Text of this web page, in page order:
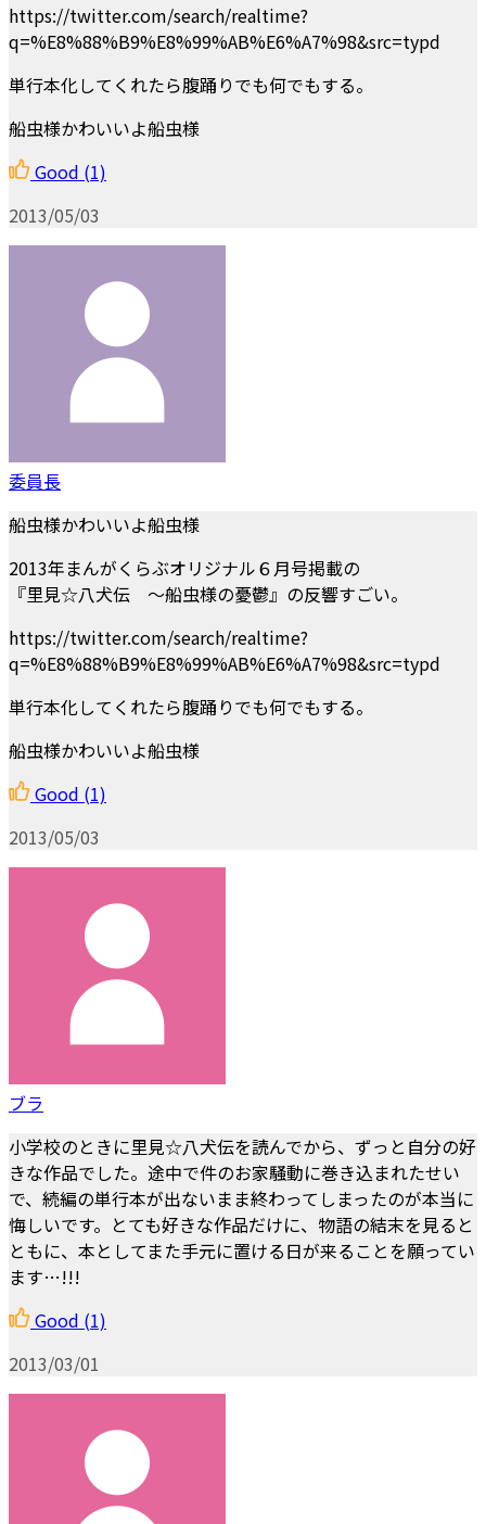
https://twitter.com/search/realtime?
q=%E8%88%B9%E8%99%AB%E6%A7%98&src=typd
単行本化してくれたら腹踊りでも何でもする。
船虫様かわいいよ船虫様
Good (1)
2013/05/03
委員長
船虫様かわいいよ船虫様
2013年まんがくらぶオリジナル６月号掲載の
『里見☆八犬伝 ～船虫様の憂鬱』の反響すごい。
https://twitter.com/search/realtime?
q=%E8%88%B9%E8%99%AB%E6%A7%98&src=typd
単行本化してくれたら腹踊りでも何でもする。
船虫様かわいいよ船虫様
Good (1)
2013/05/03
ブラ
小学校のときに里見☆八犬伝を読んでから、ずっと自分の好
きな作品でした。途中で件のお家騒動に巻き込まれたせい
で、続編の単行本が出ないまま終わってしまったのが本当に
悔しいです。とても好きな作品だけに、物語の結末を見ると
ともに、本としてまた手元に置ける日が来ることを願ってい
ます…!!!
Good (1)
2013/03/01